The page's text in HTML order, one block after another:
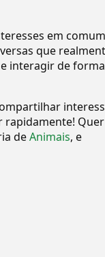
em
que
interagir de
rapidamente! Quer
deAnimais, e